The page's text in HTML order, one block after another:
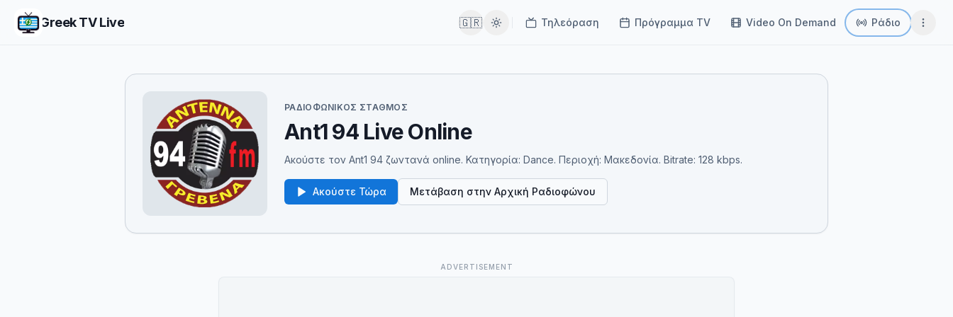
Greek TV Live 🇬🇷 Τηλεόραση Πρόγραμμα TV Video On Demand Ράδιο
ΡΑΔΙΟΦΩΝΙΚΌΣ ΣΤΑΘΜΌΣ
Ant1 94 Live Online
Ακούστε τον Ant1 94 ζωντανά online. Κατηγορία: Dance. Περιοχή: Μακεδονία. Bitrate: 128 kbps.
Ακούστε Τώρα Μετάβαση στην Αρχική Ραδιοφώνου
ADVERTISEMENT